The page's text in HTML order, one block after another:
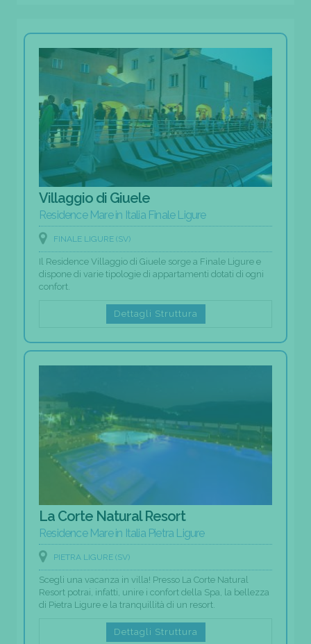
Villaggio di Giuele
Residence Mare in Italia Finale Ligure
FINALE LIGURE (SV)
Il Residence Villaggio di Giuele sorge a Finale Ligure e
dispone di varie tipologie di appartamenti dotati di ogni
confort.
Dettagli Struttura
La Corte Natural Resort
Residence Mare in Italia Pietra Ligure
PIETRA LIGURE (SV)
Scegli una vacanza in villa! Presso La Corte Natural
Resort potrai, infatti, unire i confort della Spa, la bellezza
di Pietra Ligure e la tranquillità di un resort.
Dettagli Struttura